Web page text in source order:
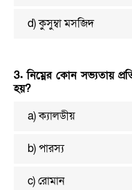
d) কুসুম্বা মসজিদ
3. নিম্নের কোন সভ্যতায়
হয়?
a) ক্যালডীয়
b) পারস্য
c) রোমান